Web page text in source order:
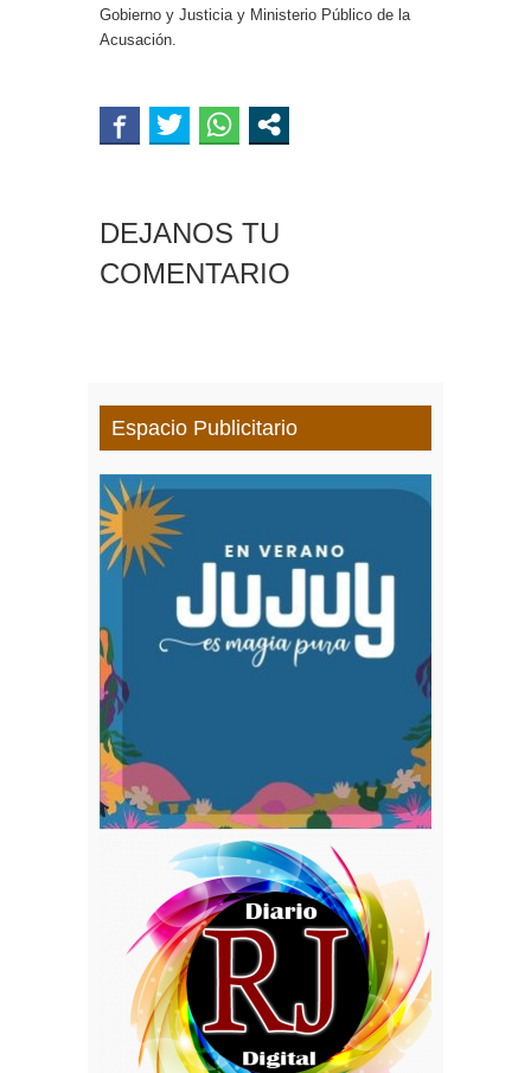
Gobierno y Justicia y Ministerio Público de la
Acusación.
DEJANOS TU
COMENTARIO
Espacio Publicitario